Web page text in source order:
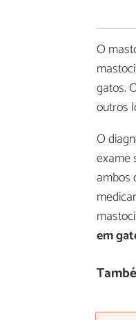
O
gatos.
outros
O
exame
ambos
em